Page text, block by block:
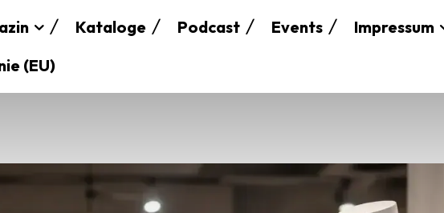
Kataloge Podcast Events
Impressum
(EU)